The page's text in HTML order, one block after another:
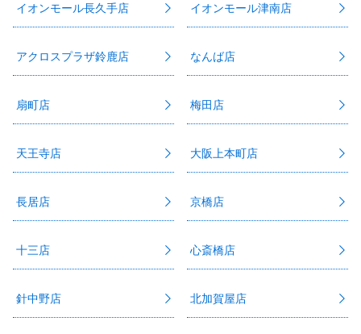
イオンモール長久手店 イオンモール津南店
アクロスプラザ鈴鹿店 なんば店
扇町店 梅田店
天王寺店 大阪上本町店
長居店 京橋店
十三店 心斎橋店
針中野店 北加賀屋店